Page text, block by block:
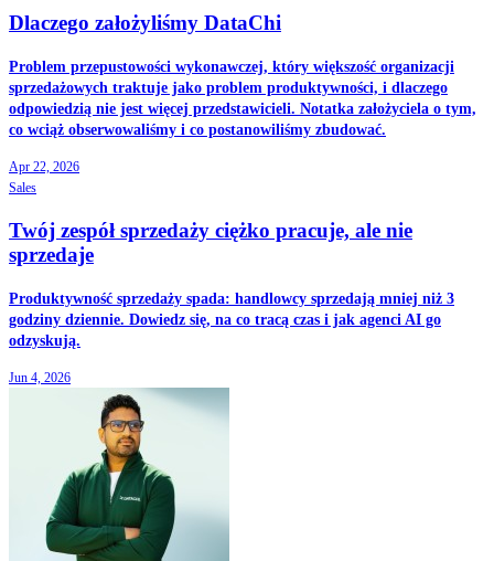
Dlaczego założyliśmy DataChi
Problem przepustowości wykonawczej, który większość organizacji
sprzedażowych traktuje jako problem produktywności, i dlaczego
odpowiedzią nie jest więcej przedstawicieli. Notatka założyciela o tym,
co wciąż obserwowaliśmy i co postanowiliśmy zbudować.
Apr 22, 2026
Sales
Twój zespół sprzedaży ciężko pracuje, ale nie
sprzedaje
Produktywność sprzedaży spada: handlowcy sprzedają mniej niż 3
godziny dziennie. Dowiedz się, na co tracą czas i jak agenci AI go
odzyskują.
Jun 4, 2026